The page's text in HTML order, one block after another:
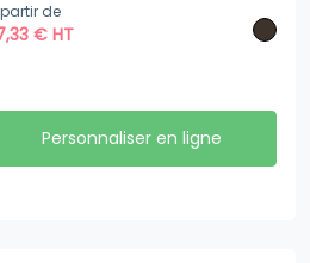
de
€ HT
Personnaliser en ligne